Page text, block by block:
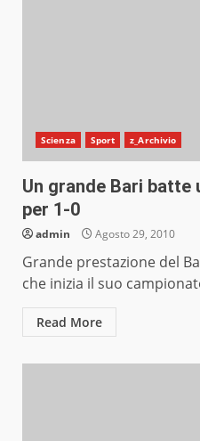
Scienza Sport z_Archivio
Un grande Bari batte
per 1-0
admin Agosto 29, 2010
Grande prestazione del
che inizia il suo
Read More